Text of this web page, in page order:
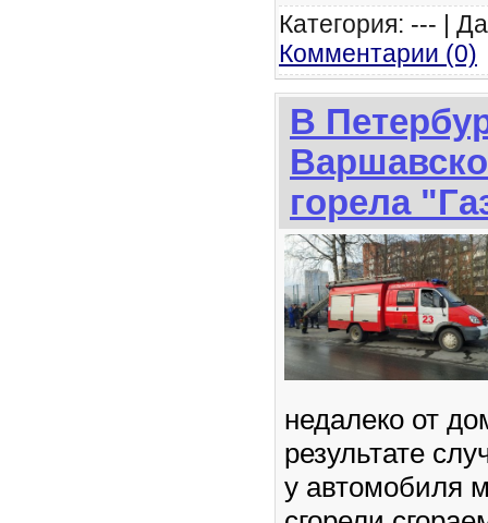
Категория: --- |
Комментарии (0)
В
горела
недалеко от
результате
у автомобиля